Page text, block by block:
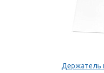
Держатель